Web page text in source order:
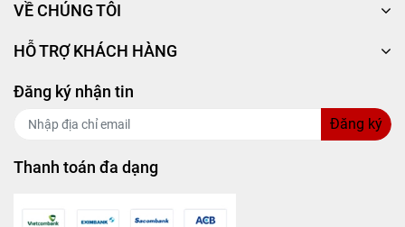
CARMATE BLANG AIR SCENTNAIL H1311
VỀ CHÚNG TÔI
HỖ TRỢ KHÁCH HÀNG
Đăng ký nhận tin
Đăng ký
Thanh toán đa dạng